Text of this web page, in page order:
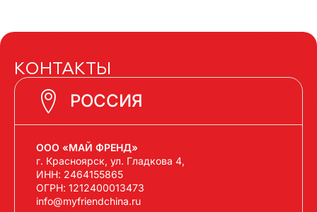
КОНТАКТЫ
РОССИЯ
ООО «МАЙ ФРЕНД»
г. Красноярск, ул. Гладкова 4,
ИНН: 2464155865
ОГРН: 1212400013473
info@myfriendchina.ru